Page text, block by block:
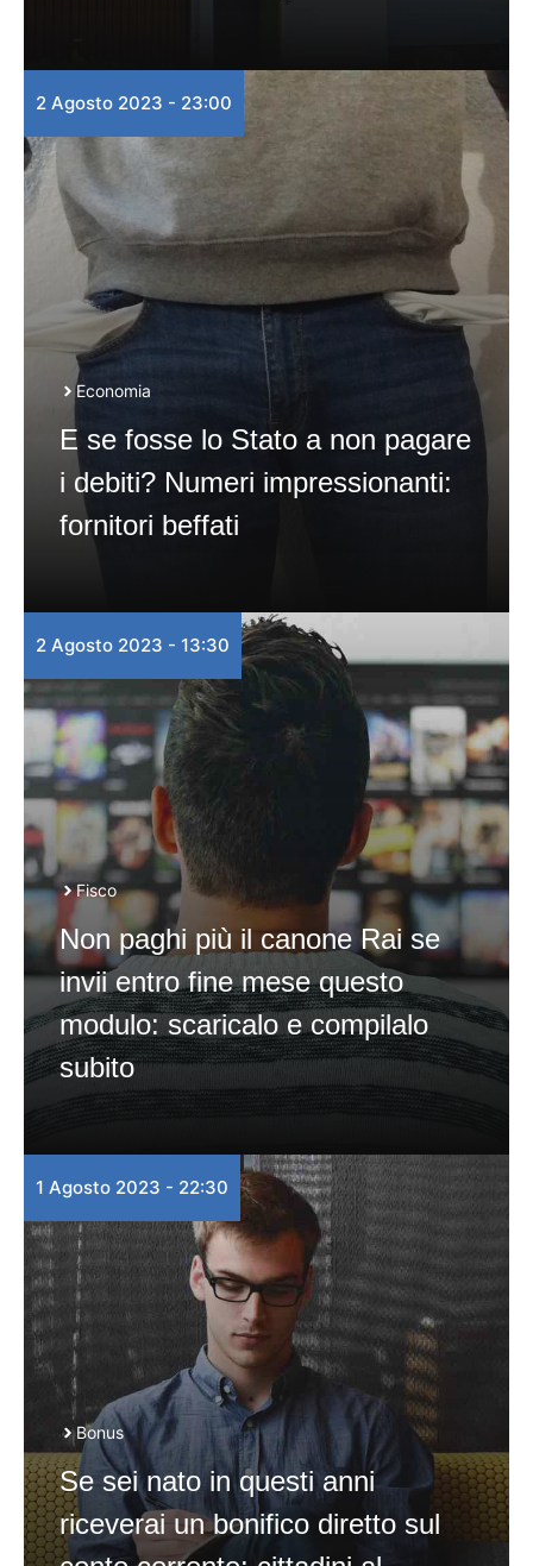
2 Agosto 2023 - 23:00
Economia
E se fosse lo Stato a non pagare
i debiti? Numeri impressionanti:
fornitori beffati
2 Agosto 2023 - 13:30
Fisco
Non paghi più il canone Rai se
invii entro fine mese questo
modulo: scaricalo e compilalo
subito
1 Agosto 2023 - 22:30
Bonus
Se sei nato in questi anni
riceverai un bonifico diretto sul